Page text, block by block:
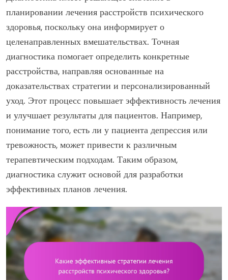
планировании лечения расстройств психического
здоровья, поскольку она информирует о
целенаправленных вмешательствах. Точная
диагностика помогает определить конкретные
расстройства, направляя основанные на
доказательствах стратегии и персонализированный
уход. Этот процесс повышает эффективность лечения
и улучшает результаты для пациентов. Например,
понимание того, есть ли у пациента депрессия или
тревожность, может привести к различным
терапевтическим подходам. Таким образом,
диагностика служит основой для разработки
эффективных планов лечения.